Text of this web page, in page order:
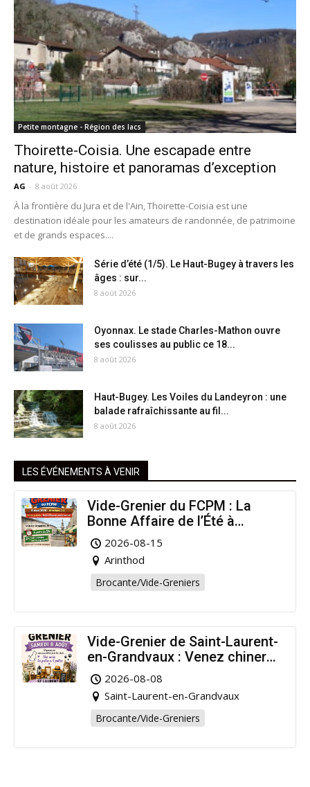
Petite montagne - Région des lacs
Thoirette-Coisia. Une escapade entre
nature, histoire et panoramas d’exception
AG - 8 août 2026
À la frontière du Jura et de l'Ain, Thoirette-Coisia est une
destination idéale pour les amateurs de randonnée, de patrimoine
et de grands espaces....
Série d’été (1/5). Le Haut-Bugey à travers les
âges : sur...
8 août 2026
Oyonnax. Le stade Charles-Mathon ouvre
ses coulisses au public ce 18...
8 août 2026
Haut-Bugey. Les Voiles du Landeyron : une
balade rafraîchissante au fil...
8 août 2026
LES ÉVÉNEMENTS À VENIR
Vide-Grenier du FCPM : La
Bonne Affaire de l’Été à
Arinthod !
2026-08-15
Arinthod
Brocante/Vide-Greniers
Vide-Grenier de Saint-Laurent-
en-Grandvaux : Venez chiner
pour la bonne cause !
2026-08-08
Saint-Laurent-en-Grandvaux
Brocante/Vide-Greniers